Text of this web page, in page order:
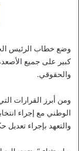
وضع خطاب الرئيس
كبير على جميع
والحقوقي.
ومن أبرز القرارات
الوطني مع إجراء
والتعهد بإجراء